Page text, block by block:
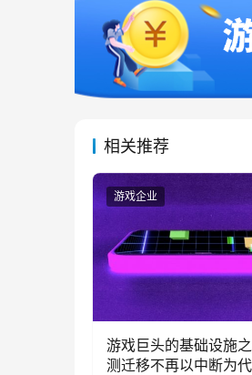
相关推荐
游戏企业
游戏巨头的基础设施
测迁移不再以中断为